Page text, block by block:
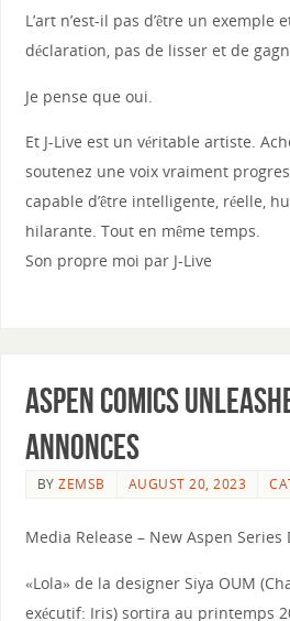
L’art n’est-il pas d’être un exemple
déclaration, pas de lisser et de
Je pense que oui.
Et J-Live est un véritable artiste.
soutenez une voix vraiment
capable d’être intelligente, réelle,
hilarante. Tout en même temps.
Son propre moi par J-Live
Aspen Comics
Annonces
BYZEMSB AUGUST 20, 2023
Media Release – New Aspen Series
«Lola» de la designer Siya OUM
exécutif: Iris) sortira au printemps